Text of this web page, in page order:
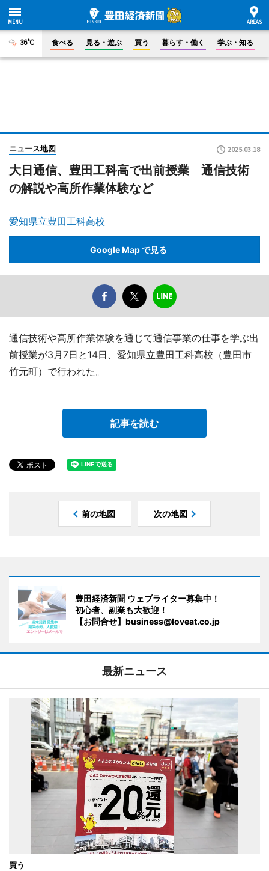
36°C 食べる 見る・遊ぶ 買う 暮らす・働く 学ぶ・知る
ニュース地図 2025.03.18
大日通信、豊田工科高で出前授業 通信技術
の解説や高所作業体験など
愛知県立豊田工科高校
Google Map で見る
通信技術や高所作業体験を通じて通信事業の仕事を学ぶ出
前授業が3月7日と14日、愛知県立豊田工科高校（豊田市
竹元町）で行われた。
記事を読む
前の地図 次の地図
豊田経済新聞 ウェブライター募集中！
初心者、副業も大歓迎！
【お問合せ】business@loveat.co.jp
最新ニュース
買う